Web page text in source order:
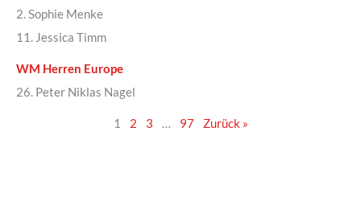
2. Sophie Menke
11. Jessica Timm
WM Herren Europe
26. Peter Niklas Nagel
1 2 3 … 97 Zurück »